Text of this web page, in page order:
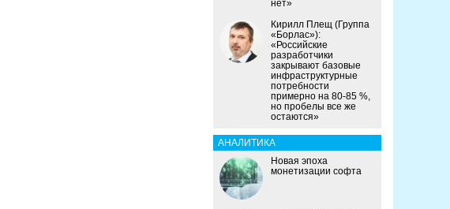
нет»
Кирилл Плещ (Группа
«Борлас»):
«Российские
разработчики
закрывают базовые
инфраструктурные
потребности
примерно на 80-85 %,
но пробелы все же
остаются»
АНАЛИТИКА
Новая эпоха
монетизации софта